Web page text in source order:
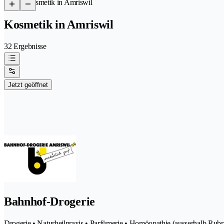
/Kosmetik in Amriswil
Kosmetik in Amriswil
32 Ergebnisse
Jetzt geöffnet
Bahnhof-Drogerie